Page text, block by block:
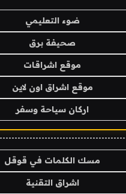
ضوء التعليمي
صحيفة برق
موقع اشراقات
موقع اشراق اون لاين
اركان سياحة وسفر
مسك الكلمات في قوقل
اشراق التقنية